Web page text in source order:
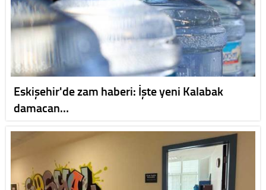
Eskişehir'de zam haberi: İşte yeni Kalabak
damacan…